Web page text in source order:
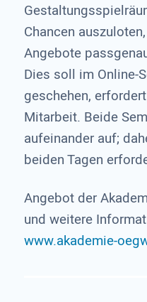
Chancen
Angebote
Dies soll im Online-
geschehen,
Mitarbeit. Beide
aufeinander auf;
beiden Tagen
Angebot der
und weitere
www.akademie-